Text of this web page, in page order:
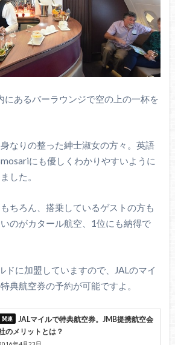
にあるバーラウンジで空の上の一杯を
なりの整った紳士淑女の方々。英語
にも優しくわかりやすいように
した。
ちろん、搭乗しているゲストの方も
のがカタール航空、1位にも納得で
ドに加盟していますので、JALのマイ
典航空券の予約が可能ですよ。
JALマイルで特典航空券。JMB提携航空会
のメリットとは？